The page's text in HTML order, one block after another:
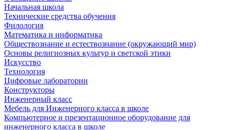
Начальная школа
Технические средства обучения
Филология
Математика и информатика
Обществознание и естествознание (окружающий мир)
Основы религиозных культур и светской этики
Искусство
Технология
Цифровые лаборатории
Конструкторы
Инженерный класс
Мебель для Инженерного класса в школе
Компьютерное и презентационное оборудование для
инженерного класса в школе